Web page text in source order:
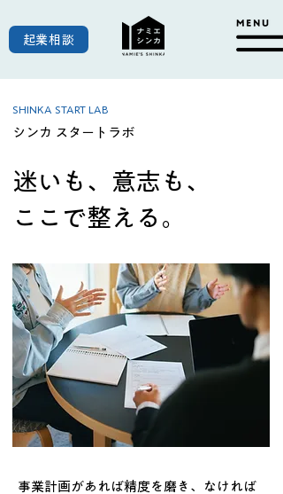
起業相談
SHINKA START LAB
シンカ スタートラボ
迷いも、意志も、
ここで整える。
事業計画があれば精度を磨き、なければ